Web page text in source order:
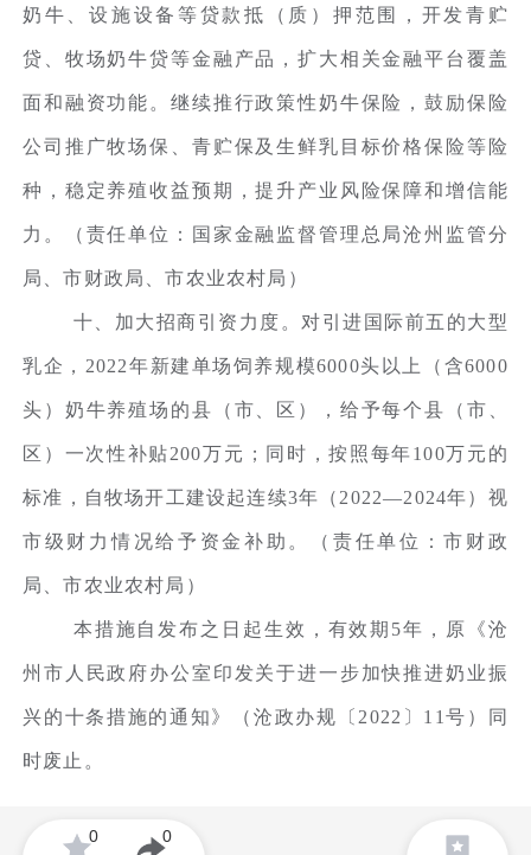
奶牛、设施设备等贷款抵（质）押范围，开发青贮
贷、牧场奶牛贷等金融产品，扩大相关金融平台覆盖
面和融资功能。继续推行政策性奶牛保险，鼓励保险
公司推广牧场保、青贮保及生鲜乳目标价格保险等险
种，稳定养殖收益预期，提升产业风险保障和增信能
力。（责任单位：国家金融监督管理总局沧州监管分
局、市财政局、市农业农村局）
十、加大招商引资力度。对引进国际前五的大型
乳企，2022年新建单场饲养规模6000头以上（含6000
头）奶牛养殖场的县（市、区），给予每个县（市、
区）一次性补贴200万元；同时，按照每年100万元的
标准，自牧场开工建设起连续3年（2022—2024年）视
市级财力情况给予资金补助。（责任单位：市财政
局、市农业农村局）
本措施自发布之日起生效，有效期5年，原《沧
州市人民政府办公室印发关于进一步加快推进奶业振
兴的十条措施的通知》（沧政办规〔2022〕11号）同
时废止。
0 0